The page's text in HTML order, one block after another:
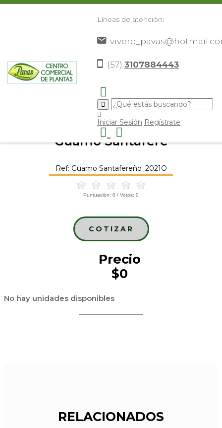
Líneas de atención:
(57) 3107884443
Iniciar Sesión Regístrate
Frutales >Otros Frutales>Guamo
Guamo Santafere
Ref: Guamo Santafereño_2021O
Puntuación: 0 / Votos: 0
COTIZAR
Precio
$0
No hay unidades disponibles
RELACIONADOS